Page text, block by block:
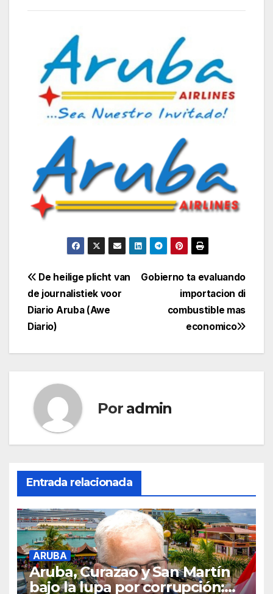
Navegación
de
entradas
Gobierno ta evaluando
importacion di
combustible mas
economico
De heilige plicht van
de journalistiek voor
Diario Aruba (Awe
Diario)
Por admin
Entrada relacionada
ARUBA
Aruba, Curazao y San Martín
bajo la lupa por corrupción: